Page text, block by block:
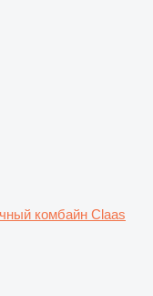
комбайн Claas